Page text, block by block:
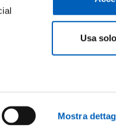
Mostra
Usa